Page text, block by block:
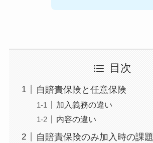
目次
自賠責保険と任意保険
加入義務の違い
内容の違い
自賠責保険のみ加入時の課題